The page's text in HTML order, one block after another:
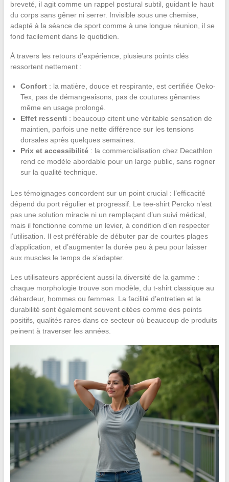
breveté, il agit comme un rappel postural subtil, guidant le haut
du corps sans gêner ni serrer. Invisible sous une chemise,
adapté à la séance de sport comme à une longue réunion, il se
fond facilement dans le quotidien.
À travers les retours d’expérience, plusieurs points clés
ressortent nettement :
Confort: la matière, douce et respirante, est certifiée Oeko-
Tex, pas de démangeaisons, pas de coutures gênantes
même en usage prolongé.
Effet ressenti : beaucoup citent une véritable sensation de
maintien, parfois une nette différence sur les tensions
dorsales après quelques semaines.
Prix et accessibilité: la commercialisation chez Decathlon
rend ce modèle abordable pour un large public, sans rogner
sur la qualité technique.
Les témoignages concordent sur un point crucial : l’efficacité
dépend du port régulier et progressif. Le tee-shirt Percko n’est
pas une solution miracle ni un remplaçant d’un suivi médical,
mais il fonctionne comme un levier, à condition d’en respecter
l’utilisation. Il est préférable de débuter par de courtes plages
d’application, et d’augmenter la durée peu à peu pour laisser
aux muscles le temps de s’adapter.
Les utilisateurs apprécient aussi la diversité de la gamme :
chaque morphologie trouve son modèle, du t-shirt classique au
débardeur, hommes ou femmes. La facilité d’entretien et la
durabilité sont également souvent citées comme des points
positifs, qualités rares dans ce secteur où beaucoup de produits
peinent à traverser les années.